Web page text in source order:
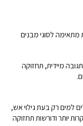
מתאימה לסוגי מבנים
מיידית, תחזוקה
למים רק בעת גילוי אש,
יותר ודורשות תחזוקה